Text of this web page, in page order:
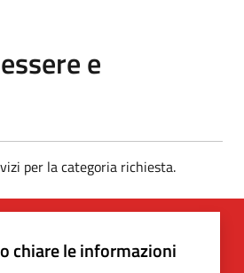
e
per la categoria richiesta.
chiare le informazioni